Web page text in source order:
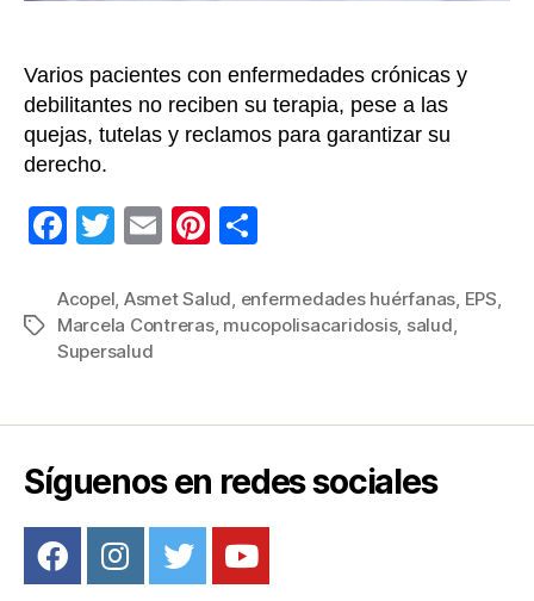
Varios pacientes con enfermedades crónicas y
debilitantes no reciben su terapia, pese a las
quejas, tutelas y reclamos para garantizar su
derecho.
F
c
e
o
k
T
tt
er
E
ail
Pi
er
e
m
p
tir
Etiquetas
Acopel, Asmet Salud, enfermedades huérfanas, EPS,
Marcela Contreras, mucopolisacaridosis, salud,
Supersalud
Síguenos en redes sociales